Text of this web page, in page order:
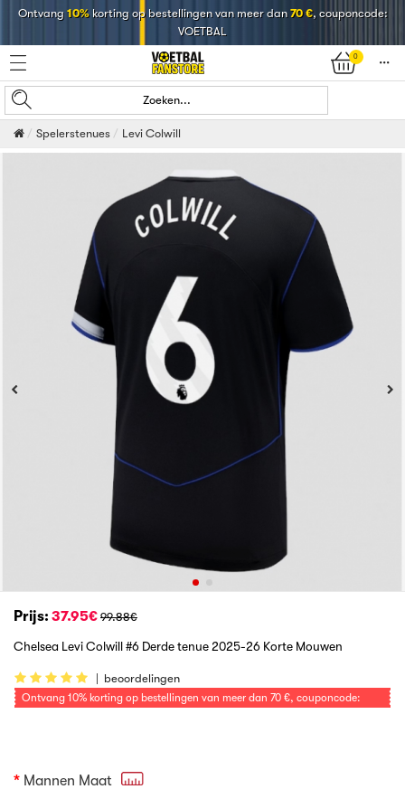
Ontvang 10%korting op bestellingen van meer dan70 €, couponcode:
VOETBAL
0
󰄒
Zoeken...
Spelerstenues Levi Colwill
Prijs: 37.95€ 99.88€
Chelsea Levi Colwill #6 Derde tenue 2025-26 Korte Mouwen
| beoordelingen
Ontvang 10% korting op bestellingen van meer dan 70 €, couponcode:
Mannen Maat